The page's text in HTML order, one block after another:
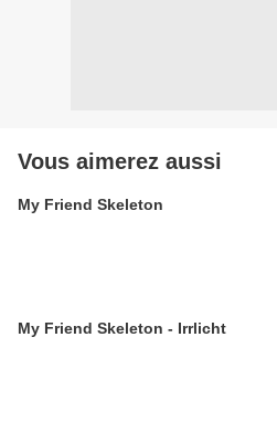
Vous aimerez aussi
My Friend Skeleton
My Friend Skeleton - Irrlicht